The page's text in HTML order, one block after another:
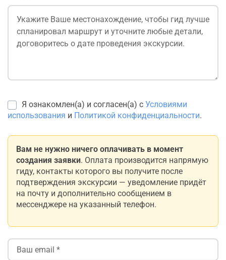
Я ознакомлен(а) и согласен(а) с Условиями
использования и Политикой конфиденциальности.
Вам не нужно ничего оплачивать в момент
создания заявки. Оплата производится напрямую
гиду, контакты которого вы получите после
подтверждения экскурсии — уведомление придёт
на почту и дополнительно сообщением в
мессенджере на указанный телефон.